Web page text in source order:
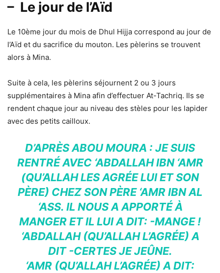
– Le jour de l’Aïd
Le 10ème jour du mois de Dhul Hijja correspond au jour de
l’Aïd et du sacrifice du mouton. Les pèlerins se trouvent
alors à Mina.
Suite à cela, les pèlerins séjournent 2 ou 3 jours
supplémentaires à Mina afin d’effectuer At-Tachriq. Ils se
rendent chaque jour au niveau des stèles pour les lapider
avec des petits cailloux.
D’APRÈS ABOU MOURA : JE SUIS
RENTRÉ AVEC ‘ABDALLAH IBN ‘AMR
(QU’ALLAH LES AGRÉE LUI ET SON
PÈRE) CHEZ SON PÈRE ‘AMR IBN AL
‘ASS. IL NOUS A APPORTÉ À
MANGER ET IL LUI A DIT: -MANGE !
‘ABDALLAH (QU’ALLAH L’AGRÉE) A
DIT -CERTES JE JEÛNE.
‘AMR (QU’ALLAH L’AGRÉE) A DIT: